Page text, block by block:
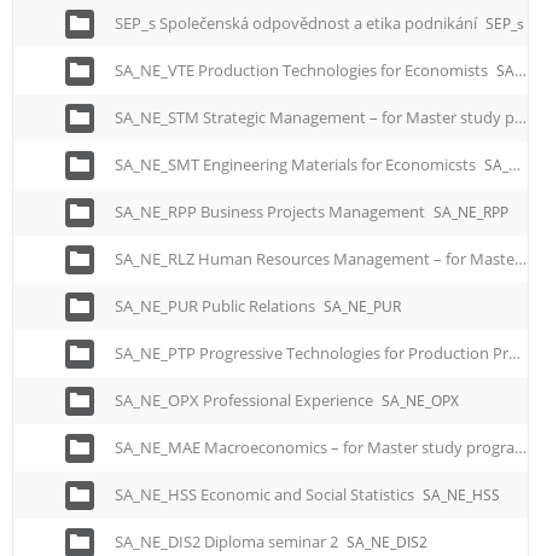
SEP_s Společenská odpovědnost a etika podnikání SEP_s
SA_NE_VTE Production Technologies for Economists SA_NE_VTE
SA_NE_STM Strategic Management – for Master study programme
SA_NE_SMT Engineering Materials for Economicsts SA_NE_SMT
SA_NE_RPP Business Projects Management SA_NE_RPP
SA_NE_RLZ Human Resources Management – for Master study programme
SA_NE_PUR Public Relations SA_NE_PUR
SA_NE_PTP Progressive Technologies for Production Processes – for Master study programme
SA_NE_OPX Professional Experience SA_NE_OPX
SA_NE_MAE Macroeconomics – for Master study programme
SA_NE_HSS Economic and Social Statistics SA_NE_HSS
SA_NE_DIS2 Diploma seminar 2 SA_NE_DIS2